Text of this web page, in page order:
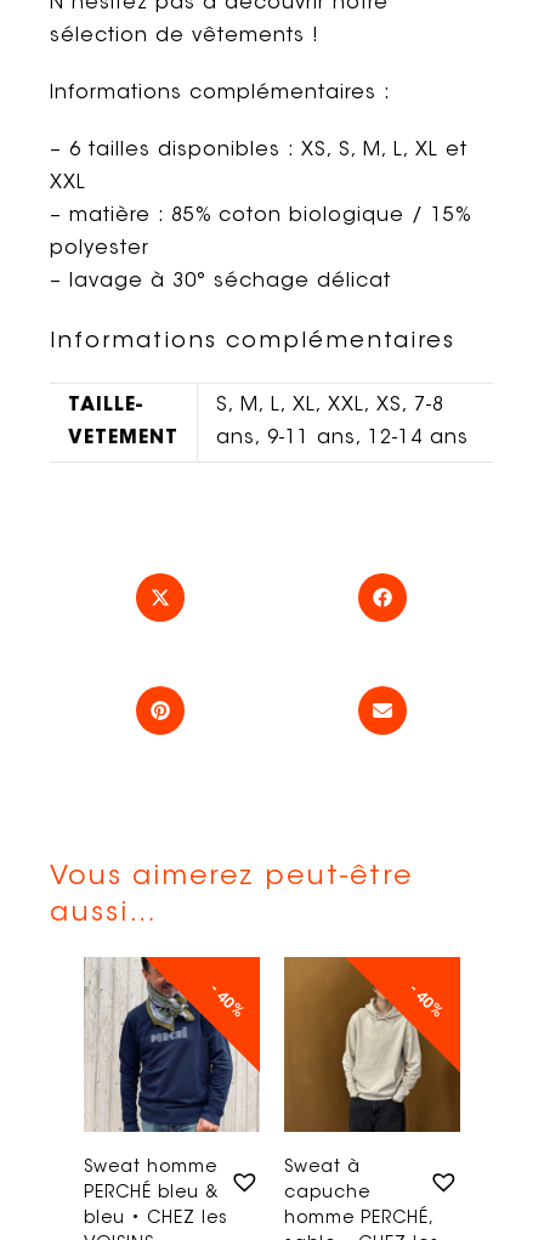
sélection de vêtements !
Informations complémentaires :
– 6 tailles disponibles : XS, S, M, L, XL et
XXL
– matière : 85% coton biologique / 15%
polyester
– lavage à 30° séchage délicat
Informations complémentaires
TAILLE-
VETEMENT
S, M, L, XL, XXL, XS, 7-8
ans, 9-11 ans, 12-14 ans
Vous aimerez peut-être
aussi…
- 40%
Sweat homme
PERCHÉ bleu &
bleu • CHEZ les
- 40%
Sweat à
capuche
homme PERCHÉ,